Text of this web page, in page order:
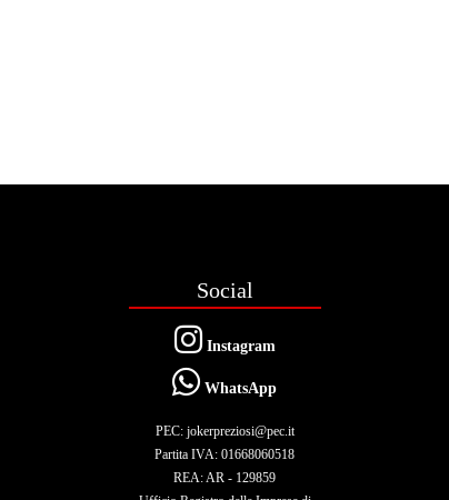
Social
Instagram
WhatsApp
PEC: jokerpreziosi@pec.it
Partita IVA: 01668060518
REA: AR - 129859